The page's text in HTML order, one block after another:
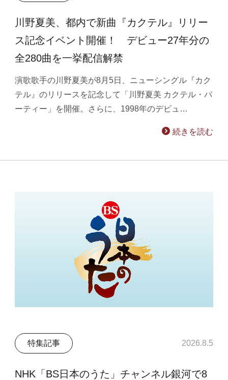
川野夏美、都内で新曲『カクテル』リリー
ス記念イベント開催！ デビュー27年分の
全280曲を一挙配信解禁
演歌歌手の川野夏美が8月5日、ニューシングル『カク
テル』のリリースを記念して「川野夏美 カクテル・パ
ーティー」を開催。さらに、1998年のデビュ…
続きを読む
特集記事 2026.8.5
NHK「BS日本のうた」チャンネル銀河で8